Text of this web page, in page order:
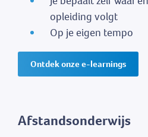
opleiding volgt
Op je eigen tempo
Ontdek onze e-learnings
Afstandsonderwijs